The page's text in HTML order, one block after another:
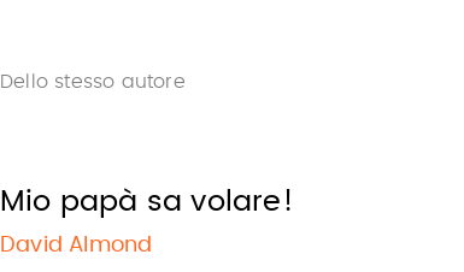
Dello stesso autore
Mio papà sa volare!
David Almond